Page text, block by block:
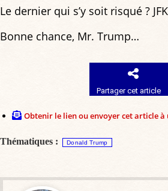
Le dernier qui s’y soit risqué ?
Bonne chance, Mr. Trump…
Partager cet article
Obtenir le lien ou envoyer cet article à
Thématiques : Donald Trump